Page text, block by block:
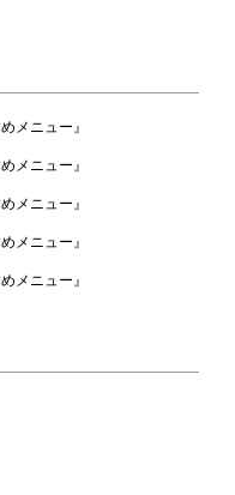
メニュー』
メニュー』
メニュー』
メニュー』
メニュー』